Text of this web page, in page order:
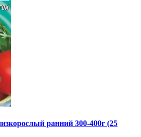
ранний 300-400г (25